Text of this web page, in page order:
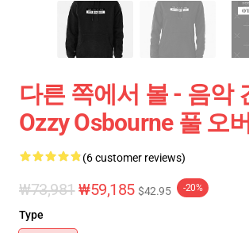
다른 쪽에서 볼 - 음악
Ozzy Osbourne 풀 오
(6 customer reviews)
₩73,981 ₩59,185 $42.95 -20%
Type